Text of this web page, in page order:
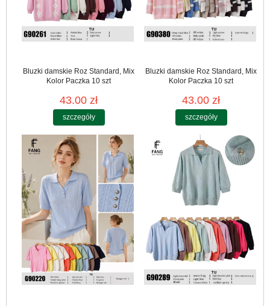
Bluzki damskie Roz Standard, Mix
Kolor Paczka 10 szt
43.00 zł
szczegóły
Bluzki damskie Roz Standard, Mix
Kolor Paczka 10 szt
43.00 zł
szczegóły